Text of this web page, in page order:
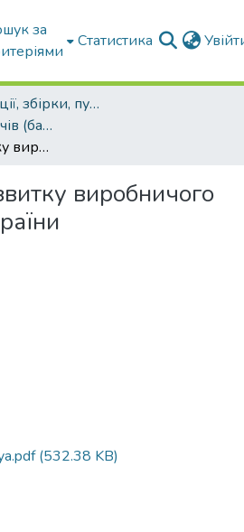
за
Статистика
Конференції, збірки, публікації молодих вчених і здобувачів : магістрів, бакалаврів, аспірантів.
Публікації здобувачів (бакалаврів. магістрів, аспірантів)
Проблеми розвитку виробничого комплексу України
виробничого
(532.38 KB)